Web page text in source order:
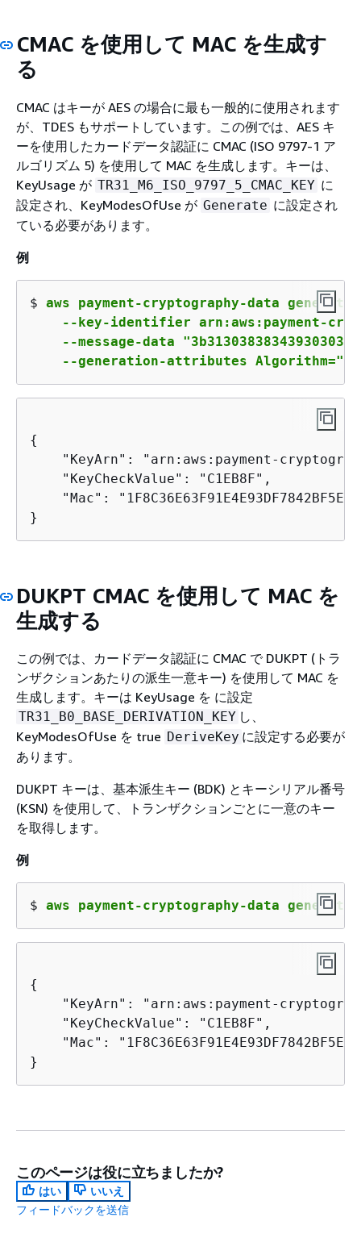
CMAC を使用して MAC を生成す
る
CMAC はキーが AES の場合に最も一般的に使用されます
が、TDES もサポートしています。この例では、AES キ
ーを使用したカードデータ認証に CMAC (ISO 9797-1 ア
ルゴリズム 5) を使用して MAC を生成します。キーは、
KeyUsage が TR31_M6_ISO_9797_5_CMAC_KEY に
設定され、KeyModesOfUse が Generate に設定され
ている必要があります。
例
$ aws payment-cryptography-data
--key-identifier arn:aws:payment-
--message-data
--generation-attributes
{
"KeyArn": "arn:aws:payment-
    "KeyCheckValue": "C1EB8F",
"Mac":
}
DUKPT CMAC を使用して MAC を
生成する
この例では、カードデータ認証に CMAC で DUKPT (トラ
ンザクションあたりの派生一意キー) を使用して MAC を
生成します。キーは KeyUsage を に設定
TR31_B0_BASE_DERIVATION_KEY し、
KeyModesOfUse を true DeriveKey に設定する必要が
あります。
DUKPT キーは、基本派生キー (BDK) とキーシリアル番号
(KSN) を使用して、トランザクションごとに一意のキー
を取得します。
例
$ aws payment-cryptography-data
{
"KeyArn": "arn:aws:payment-
    "KeyCheckValue": "C1EB8F",
"Mac":
}
このページは役に立ちましたか?
はい
いいえ
フィードバックを送信